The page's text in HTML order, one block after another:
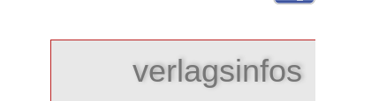
verlagsinfos